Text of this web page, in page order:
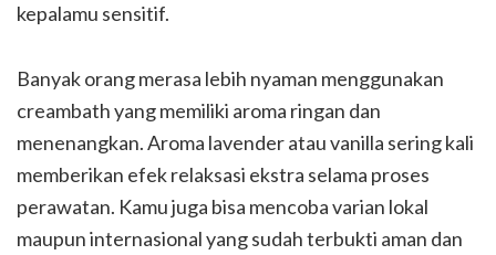
kepalamu sensitif.
Banyak orang merasa lebih nyaman menggunakan
creambath yang memiliki aroma ringan dan
menenangkan. Aroma lavender atau vanilla sering kali
memberikan efek relaksasi ekstra selama proses
perawatan. Kamu juga bisa mencoba varian lokal
maupun internasional yang sudah terbukti aman dan